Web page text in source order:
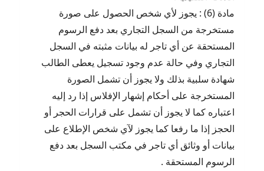
مادة (6) : يجوز لأي شخص الحصول على صورة
مستخرجة من السجل التجاري بعد دفع الرسوم
المستحقة عن أي تاجر له بيانات مثبته في السجل
التجاري وفي حالة عدم وجود تسجيل يعطى الطالب
شهادة سلبية بذلك ولا يجوز أن تشمل الصورة
المستخرجة على أحكام إشهار الإفلاس إذا رد إليه
اعتباره كما لا يجوز أن تشمل على قرارات الحجر أو
الحجز إذا ما رفعا كما يجوز لآي شخص الإطلاع على
بيانات أو وثائق أي تاجر في مكتب السجل بعد دفع
الرسوم المستحقة .